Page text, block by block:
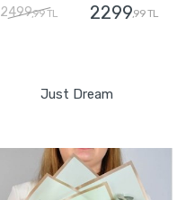
2499,99 TL 2299,99 TL
Just Dream